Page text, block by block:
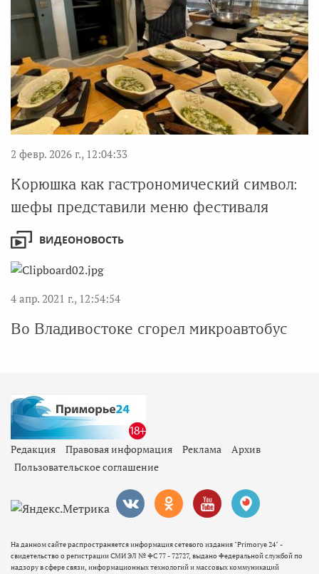
2 февр. 2026 г., 12:04:33
Корюшка как гастрономический символ:
шефы представили меню фестиваля
ВИДЕОНОВОСТЬ
4 апр. 2021 г., 12:54:54
Во Владивостоке сгорел микроавтобус
Редакция Правовая информация Реклама
Архив
Пользовательское соглашение
На данном сайте распространяется информация сетевого издания "Primorye 24" -
свидетельство о регистрации СМИ ЭЛ № ФС 77 - 72727, выдано Федеральной службой по
надзору в сфере связи, информационных технологий и массовых коммуникаций